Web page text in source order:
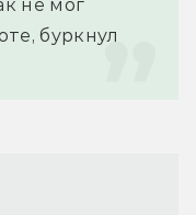
не мог
буркнул